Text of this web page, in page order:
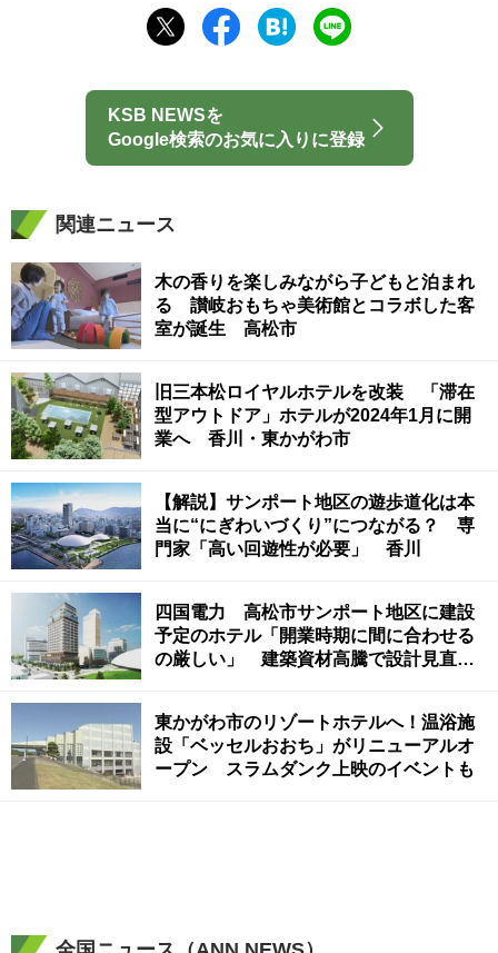
KSB NEWSを
Google検索のお気に入りに登録
関連ニュース
木の香りを楽しみながら子どもと泊まれ
る 讃岐おもちゃ美術館とコラボした客
室が誕生 高松市
旧三本松ロイヤルホテルを改装 「滞在
型アウトドア」ホテルが2024年1月に開
業へ 香川・東かがわ市
【解説】サンポート地区の遊歩道化は本
当に“にぎわいづくり”につながる？ 専
門家「高い回遊性が必要」 香川
四国電力 高松市サンポート地区に建設
予定のホテル「開業時期に間に合わせる
の厳しい」 建築資材高騰で設計見直し
東かがわ市のリゾートホテルへ！温浴施
設「ベッセルおおち」がリニューアルオ
ープン スラムダンク上映のイベントも